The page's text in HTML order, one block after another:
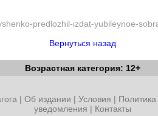
predlozhil-izdat-yubileynoe-
Вернуться назад
Возрастная категория: 12+
| Об издании | Условия |
уведомления | Контакты